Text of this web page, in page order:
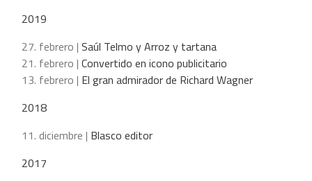
2019
27. febrero | Saúl Telmo y Arroz y tartana
21. febrero | Convertido en icono publicitario
13. febrero | El gran admirador de Richard Wagner
2018
11. diciembre | Blasco editor
2017